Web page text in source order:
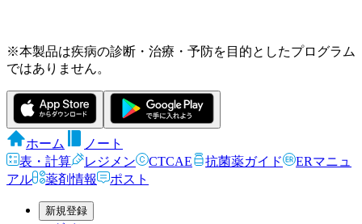
※本製品は疾病の診断・治療・予防を目的としたプログラム
ではありません。
ホーム
ノート
表・計算
レジメン CTCAE 抗菌薬ガイド
ERマニュ
アル
薬剤情報 ポスト
新規登録